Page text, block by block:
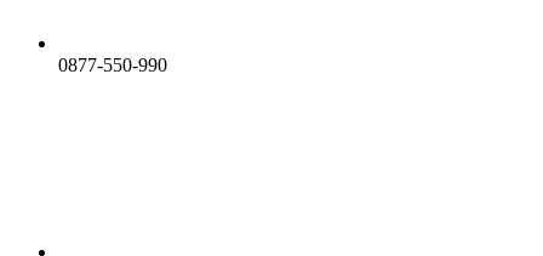
0877-550-990